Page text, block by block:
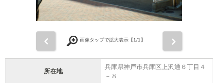
画像タップで拡大表示【1/1】
所在地
兵庫県神戸市兵庫区上沢通６丁目４
－８